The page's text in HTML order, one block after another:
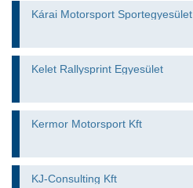
Kárai Motorsport Sportegyesület
Kelet Rallysprint Egyesület
Kermor Motorsport Kft
KJ-Consulting Kft